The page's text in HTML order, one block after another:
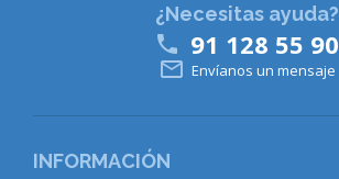
INFORMACIÓN
¿Necesitas ayuda?
 91 128 55 90
 Envíanos un mensaje